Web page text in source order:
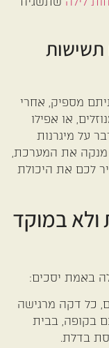
תשישות
מספיק, אחרי
או אפילו
על מיגרנות
מנקה את המערכת,
לכם את היכולת
במוקד
באמת יסכים:
כל דקה מרגישה
בקופה, בבית
בדלת.